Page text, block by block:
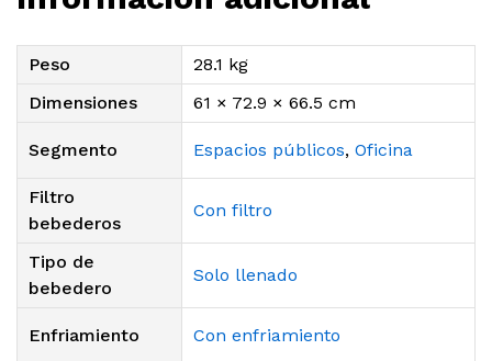
Peso
28.1 kg
Dimensiones
61 × 72.9 × 66.5 cm
Segmento Espacios públicos, Oficina
Filtro
bebederos
Con filtro
Tipo de
bebedero
Solo llenado
Enfriamiento Con enfriamiento